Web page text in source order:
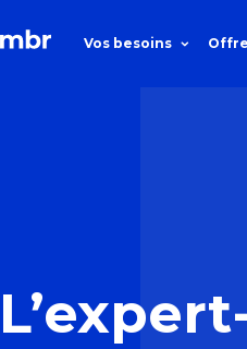
Vos besoins Offre